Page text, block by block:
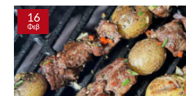
16
Φεβ